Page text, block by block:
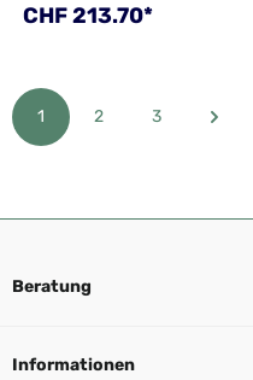
Regulärer Preis:
CHF 213.70*
Seite
1 Seite
2 Seite
3
Beratung
Informationen